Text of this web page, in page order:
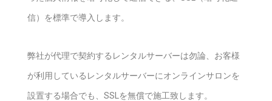
信）を標準で導入します。
弊社が代理で契約するレンタルサーバーは勿論、お客様
が利用しているレンタルサーバーにオンラインサロンを
設置する場合でも、SSLを無償で施工致します。